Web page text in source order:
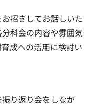
招きしてお話しいた
科会の内容や雰囲気
成への活用に検討い
り返り会をしなが